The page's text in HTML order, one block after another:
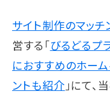
サイト制作のマッチ
営する「びるどるプ
におすすめのホー
ントも紹介 」にて